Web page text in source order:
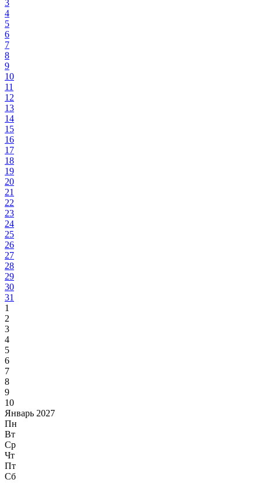
3
4
5
6
7
8
9
10
11
12
13
14
15
16
17
18
19
20
21
22
23
24
25
26
27
28
29
30
31
1
2
3
4
5
6
7
8
9
10
Январь 2027
Пн
Вт
Ср
Чт
Пт
Сб